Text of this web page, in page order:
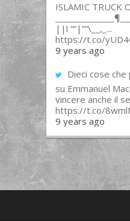
ISLAMIC TRUCK
||l “”|””\__,_...
https://t.co/
9 years ago
Dieci cose
su Emmanuel
vincere anche il
https://t.co/
9 years ago